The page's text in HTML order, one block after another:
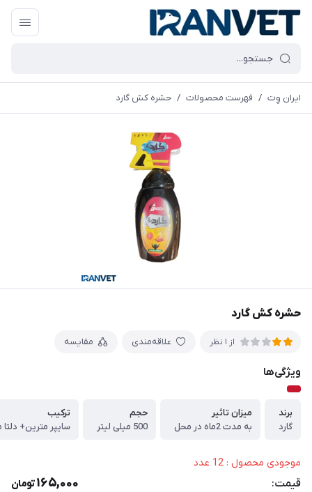
ایران وِت / فهرست محصولات / حشره کش گارد
حشره کش گارد
از 1 نظر علاقه‌مندی مقایسه
ویژگی‌ها
برند
گارد
میزان تاثیر
به مدت 2ماه در محل
حجم
500 میلی لیتر
ترکیب
موجودی محصول : 12 عدد
قیمت: 165,000تومان